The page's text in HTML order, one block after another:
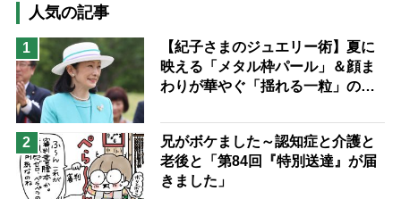
高木ブー
ケアマネジャー
猫が母になつきません
息子の遠距離介護サバイバル術
兄がボケました
予防法
人気の記事
1
【紀子さまのジュエリー術】夏に
映える「メタル枠パール」＆顔ま
わりが華やぐ「揺れる一粒」の使
2
兄がボケました～認知症と介護と
老後と「第84回『特別送達』が届
きました」